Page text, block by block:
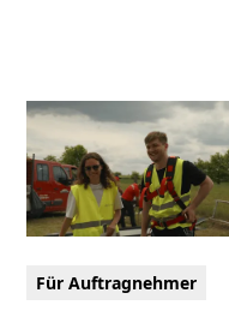
Für Auftragnehmer